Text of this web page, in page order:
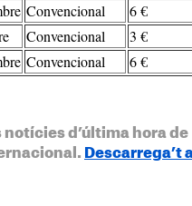
Convencional
6 €
Convencional
3 €
Convencional 6 €
notícies d’última hora de
Descarrega’t